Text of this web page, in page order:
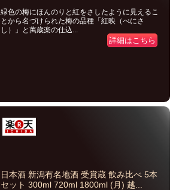
緑色の梅にほんのりと紅をさしたように見えるこ
とから名づけられた梅の品種「紅映（べにさ
し）」と萬歳楽の仕込...
詳細はこちら
日本酒 新潟有名地酒 受賞蔵 飲み比べ 5本
セット 300ml 720ml 1800ml (月) 越...